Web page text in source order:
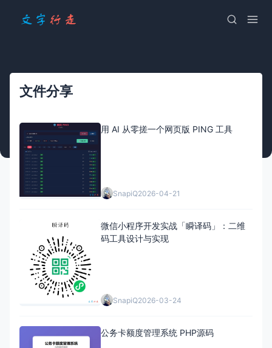
文件分享
用 AI 从零搓一个网页版 PING 工具
SnapiQ2026-04-21
微信小程序开发实战「瞬译码」：二维
码工具设计与实现
SnapiQ2026-03-24
公务卡额度管理系统 PHP源码